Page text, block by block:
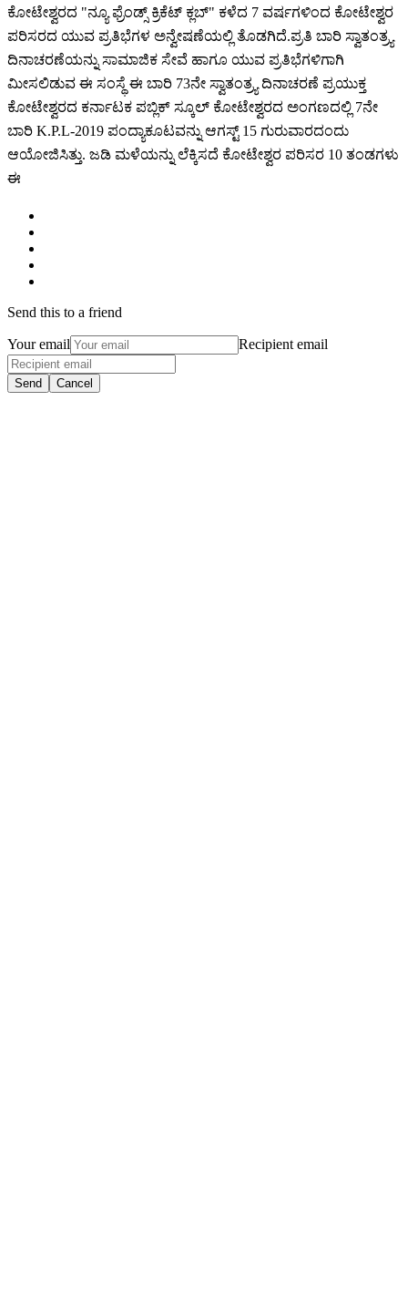
ಕೋಟೇಶ್ವರದ "ನ್ಯೂ ಫ್ರೆಂಡ್ಸ್ ಕ್ರಿಕೆಟ್ ಕ್ಲಬ್" ಕಳೆದ 7 ವರ್ಷಗಳಿಂದ ಕೋಟೇಶ್ವರ
ಪರಿಸರದ ಯುವ ಪ್ರತಿಭೆಗಳ ಅನ್ವೇಷಣೆಯಲ್ಲಿ ತೊಡಗಿದೆ.ಪ್ರತಿ ಬಾರಿ ಸ್ವಾತಂತ್ರ್ಯ
ದಿನಾಚರಣೆಯನ್ನು ಸಾಮಾಜಿಕ ಸೇವೆ ಹಾಗೂ ಯುವ ಪ್ರತಿಭೆಗಳಿಗಾಗಿ
ಮೀಸಲಿಡುವ ಈ ಸಂಸ್ಥೆ ಈ ಬಾರಿ 73ನೇ ಸ್ವಾತಂತ್ರ್ಯ ದಿನಾಚರಣೆ ಪ್ರಯುಕ್ತ
ಕೋಟೇಶ್ವರದ ಕರ್ನಾಟಕ ಪಬ್ಲಿಕ್ ಸ್ಕೂಲ್ ಕೋಟೇಶ್ವರದ ಅಂಗಣದಲ್ಲಿ 7ನೇ
ಬಾರಿ K.P.L-2019 ಪಂದ್ಯಾಕೂಟವನ್ನು ಆಗಸ್ಟ್ 15 ಗುರುವಾರದಂದು
ಆಯೋಜಿಸಿತ್ತು. ಜಡಿ ಮಳೆಯನ್ನು ಲೆಕ್ಕಿಸದೆ ಕೋಟೇಶ್ವರ ಪರಿಸರ 10 ತಂಡಗಳು
ಈ
Send this to a friend
Your email Recipient email
Send Cancel